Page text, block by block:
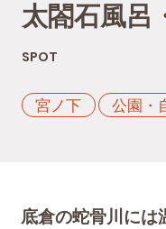
太閤石風呂
SPOT
宮ノ下 公園・
底倉の蛇骨川には